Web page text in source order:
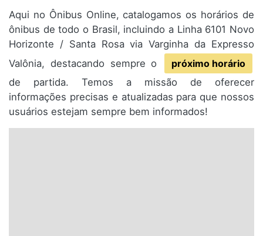
Aqui no Ônibus Online, catalogamos os horários de
ônibus de todo o Brasil, incluindo a Linha 6101 Novo
Horizonte / Santa Rosa via Varginha da Expresso
Valônia, destacando sempre o
próximo horário
de partida. Temos a missão de oferecer
informações precisas e atualizadas para que nossos
usuários estejam sempre bem informados!